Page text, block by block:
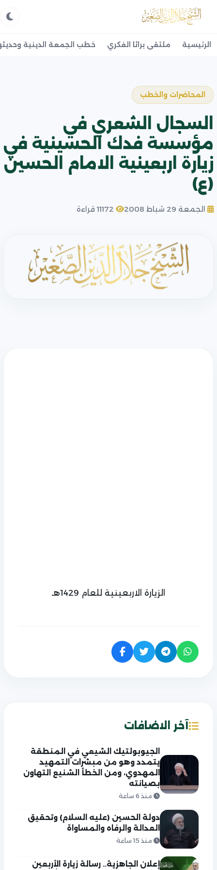
الرئيسية ملتقى براثا الفكري خطب الجمعة الدينية
المحاضرات والخطب
السجال الشعري في
مؤسسة فدك الحسينية في
زيارة اربعينية الامام الحسين
(ع)
الجمعة 29 شباط 2008
الزيارة الاربعينية للعام 1429هـ
آخر الاضافات
الجيوبولتيك الشيعي في المنطقة
يتمدد وهو من مبشرات التمهيد
المهدوي، ومن الخطأ الشنيع التهاون
بصيانته
منذ 6 ساعة
دولة الحسين (عليه السلام) وتحقيق
العدالة والرفاه والمساواة
منذ 15 ساعة
إعلان الجاهزية.. رسالة زيارة الأربعين